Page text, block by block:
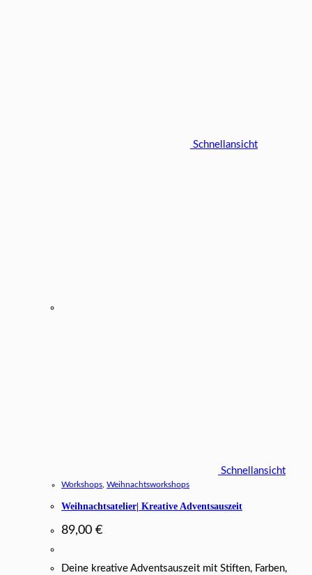
Schnellansicht
Schnellansicht
Workshops Weihnachtsworkshops
Weihnachtsatelier| Kreative Adventsauszeit
89,00 €
Deine kreative Adventsauszeit mit Stiften, Farben,